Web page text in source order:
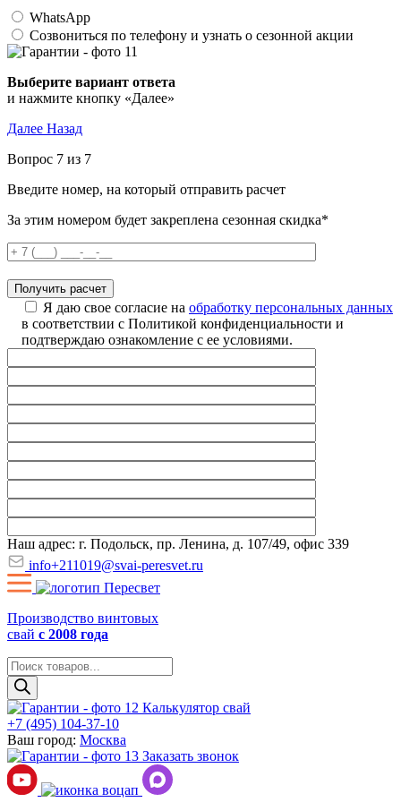
WhatsApp
Созвониться по телефону и узнать о сезонной акции
Выберите вариант ответа
и нажмите кнопку «Далее»
Далее Назад
Вопрос 7 из 7
Введите номер, на который отправить расчет
За этим номером будет закреплена сезонная скидка*
Я даю свое согласие на обработку персональных данных
в соответствии с Политикой конфиденциальности и
подтверждаю ознакомление с ее условиями.
Наш адрес: г. Подольск, пр. Ленина, д. 107/49, офис 339
info+211019@svai-peresvet.ru
Производство винтовых
свай с 2008 года
Поиск
товаров
Калькулятор свай
+7 (495) 104-37-10
Ваш город: Москва
Заказать звонок